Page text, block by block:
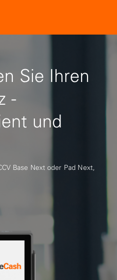
Sie Ihren
-
und
Base Next oder Pad Next,